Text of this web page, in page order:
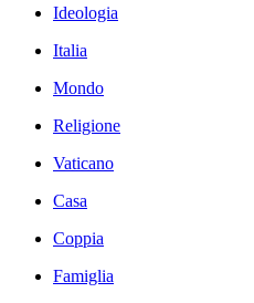
Ideologia
Italia
Mondo
Religione
Vaticano
Casa
Coppia
Famiglia